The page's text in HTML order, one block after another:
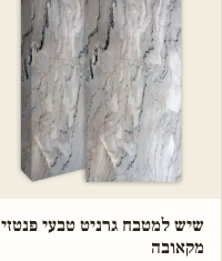
שיש למטבח גרניט טבעי פנטזי
מקאובה